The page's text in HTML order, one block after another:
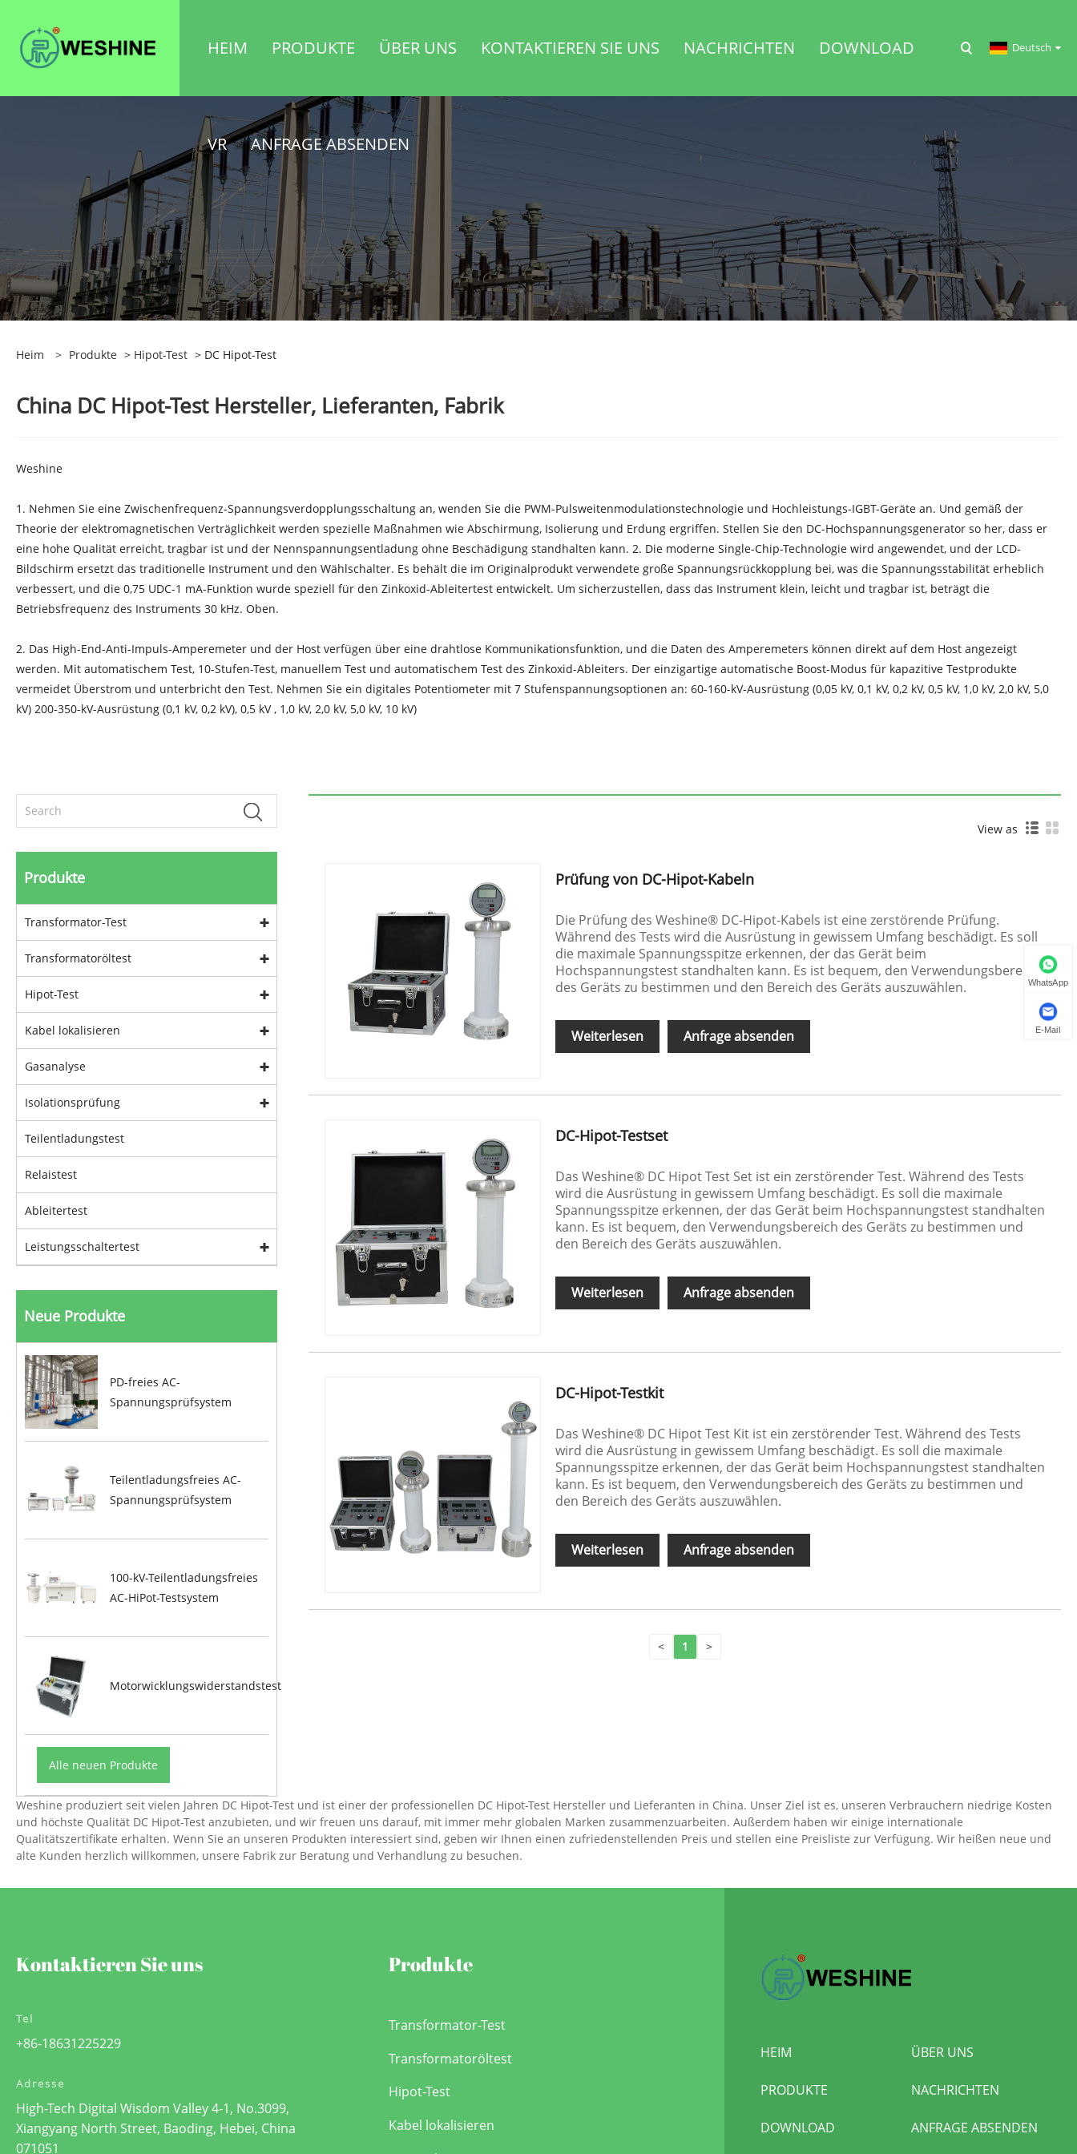
HEIM PRODUKTE ÜBER UNS KONTAKTIEREN SIE UNS NACHRICHTEN DOWNLOAD
VR ANFRAGE ABSENDEN
Deutsch
Heim > Produkte > Hipot-Test > DC Hipot-Test
China DC Hipot-Test Hersteller, Lieferanten, Fabrik
Weshine
1. Nehmen Sie eine Zwischenfrequenz-Spannungsverdopplungsschaltung an, wenden Sie die PWM-Pulsweitenmodulationstechnologie und Hochleistungs-IGBT-Geräte an. Und gemäß der
Theorie der elektromagnetischen Verträglichkeit werden spezielle Maßnahmen wie Abschirmung, Isolierung und Erdung ergriffen. Stellen Sie den DC-Hochspannungsgenerator so her, dass er
eine hohe Qualität erreicht, tragbar ist und der Nennspannungsentladung ohne Beschädigung standhalten kann. 2. Die moderne Single-Chip-Technologie wird angewendet, und der LCD-
Bildschirm ersetzt das traditionelle Instrument und den Wählschalter. Es behält die im Originalprodukt verwendete große Spannungsrückkopplung bei, was die Spannungsstabilität erheblich
verbessert, und die 0,75 UDC-1 mA-Funktion wurde speziell für den Zinkoxid-Ableitertest entwickelt. Um sicherzustellen, dass das Instrument klein, leicht und tragbar ist, beträgt die
Betriebsfrequenz des Instruments 30 kHz. Oben.
2. Das High-End-Anti-Impuls-Amperemeter und der Host verfügen über eine drahtlose Kommunikationsfunktion, und die Daten des Amperemeters können direkt auf dem Host angezeigt
werden. Mit automatischem Test, 10-Stufen-Test, manuellem Test und automatischem Test des Zinkoxid-Ableiters. Der einzigartige automatische Boost-Modus für kapazitive Testprodukte
vermeidet Überstrom und unterbricht den Test. Nehmen Sie ein digitales Potentiometer mit 7 Stufenspannungsoptionen an: 60-160-kV-Ausrüstung (0,05 kV, 0,1 kV, 0,2 kV, 0,5 kV, 1,0 kV, 2,0 kV, 5,0
kV) 200-350-kV-Ausrüstung (0,1 kV, 0,2 kV), 0,5 kV , 1,0 kV, 2,0 kV, 5,0 kV, 10 kV)
Produkte
Transformator-Test
Transformatoröltest
Hipot-Test
Kabel lokalisieren
Gasanalyse
Isolationsprüfung
Teilentladungstest
Relaistest
Ableitertest
Leistungsschaltertest
Neue Produkte
PD-freies AC-
Spannungsprüfsystem
Teilentladungsfreies AC-
Spannungsprüfsystem
100-kV-Teilentladungsfreies
AC-HiPot-Testsystem
Motorwicklungswiderstandstest
Alle neuen Produkte
View as
Prüfung von DC-Hipot-Kabeln
Die Prüfung des Weshine® DC-Hipot-Kabels ist eine zerstörende Prüfung.
Während des Tests wird die Ausrüstung in gewissem Umfang beschädigt. Es soll
die maximale Spannungsspitze erkennen, der das Gerät beim
Hochspannungstest standhalten kann. Es ist bequem, den Verwendungsbereich
des Geräts zu bestimmen und den Bereich des Geräts auszuwählen.
Weiterlesen Anfrage absenden
DC-Hipot-Testset
Das Weshine® DC Hipot Test Set ist ein zerstörender Test. Während des Tests
wird die Ausrüstung in gewissem Umfang beschädigt. Es soll die maximale
Spannungsspitze erkennen, der das Gerät beim Hochspannungstest standhalten
kann. Es ist bequem, den Verwendungsbereich des Geräts zu bestimmen und
den Bereich des Geräts auszuwählen.
Weiterlesen Anfrage absenden
DC-Hipot-Testkit
Das Weshine® DC Hipot Test Kit ist ein zerstörender Test. Während des Tests
wird die Ausrüstung in gewissem Umfang beschädigt. Es soll die maximale
Spannungsspitze erkennen, der das Gerät beim Hochspannungstest standhalten
kann. Es ist bequem, den Verwendungsbereich des Geräts zu bestimmen und
den Bereich des Geräts auszuwählen.
Weiterlesen Anfrage absenden
< 1 >
Weshine produziert seit vielen Jahren DC Hipot-Test und ist einer der professionellen DC Hipot-Test Hersteller und Lieferanten in China. Unser Ziel ist es, unseren Verbrauchern niedrige Kosten
und höchste Qualität DC Hipot-Test anzubieten, und wir freuen uns darauf, mit immer mehr globalen Marken zusammenzuarbeiten. Außerdem haben wir einige internationale
Qualitätszertifikate erhalten. Wenn Sie an unseren Produkten interessiert sind, geben wir Ihnen einen zufriedenstellenden Preis und stellen eine Preisliste zur Verfügung. Wir heißen neue und
alte Kunden herzlich willkommen, unsere Fabrik zur Beratung und Verhandlung zu besuchen.
Kontaktieren Sie uns
Tel
+86-18631225229
Adresse
High-Tech Digital Wisdom Valley 4-1, No.3099,
Xiangyang North Street, Baoding, Hebei, China
071051
Produkte
Transformator-Test
Transformatoröltest
Hipot-Test
Kabel lokalisieren
HEIM ÜBER UNS
PRODUKTE NACHRICHTEN
DOWNLOAD ANFRAGE ABSENDEN
WhatsApp
E-Mail